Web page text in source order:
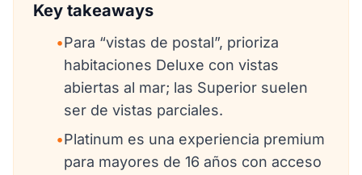
Key takeaways
•Para “vistas de postal”, prioriza
habitaciones Deluxe con vistas
abiertas al mar; las Superior suelen
ser de vistas parciales.
•Platinum es una experiencia premium
para mayores de 16 años con acceso